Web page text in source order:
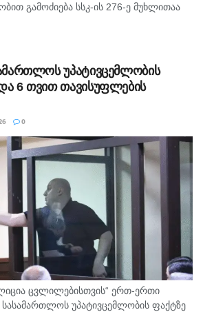
გამოძიება სსკ-ის 276-ე მუხლითაა
მოძრაობის უსაფრთხოების ან
დარღვევას გულისხმობს.
უპატივცემლობის
6 თვით თავისუფლების
0
ცვლილებისთვის“ ერთ-ერთი
უპატივცემლობის ფაქტზე